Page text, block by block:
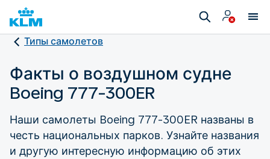
Типы самолетов
Факты о воздушном судне
Boeing 777-300ER
Наши самолеты Boeing 777-300ER названы в
честь национальных парков. Узнайте названия
и другую интересную информацию об этих